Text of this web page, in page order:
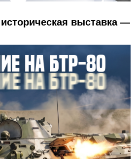
выставка —